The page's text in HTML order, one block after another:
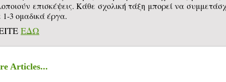
επισκέψεις. Κάθε σχολική τάξη μπορεί να
1-3 ομαδικά έργα.
ΕΔΩ
Articles...